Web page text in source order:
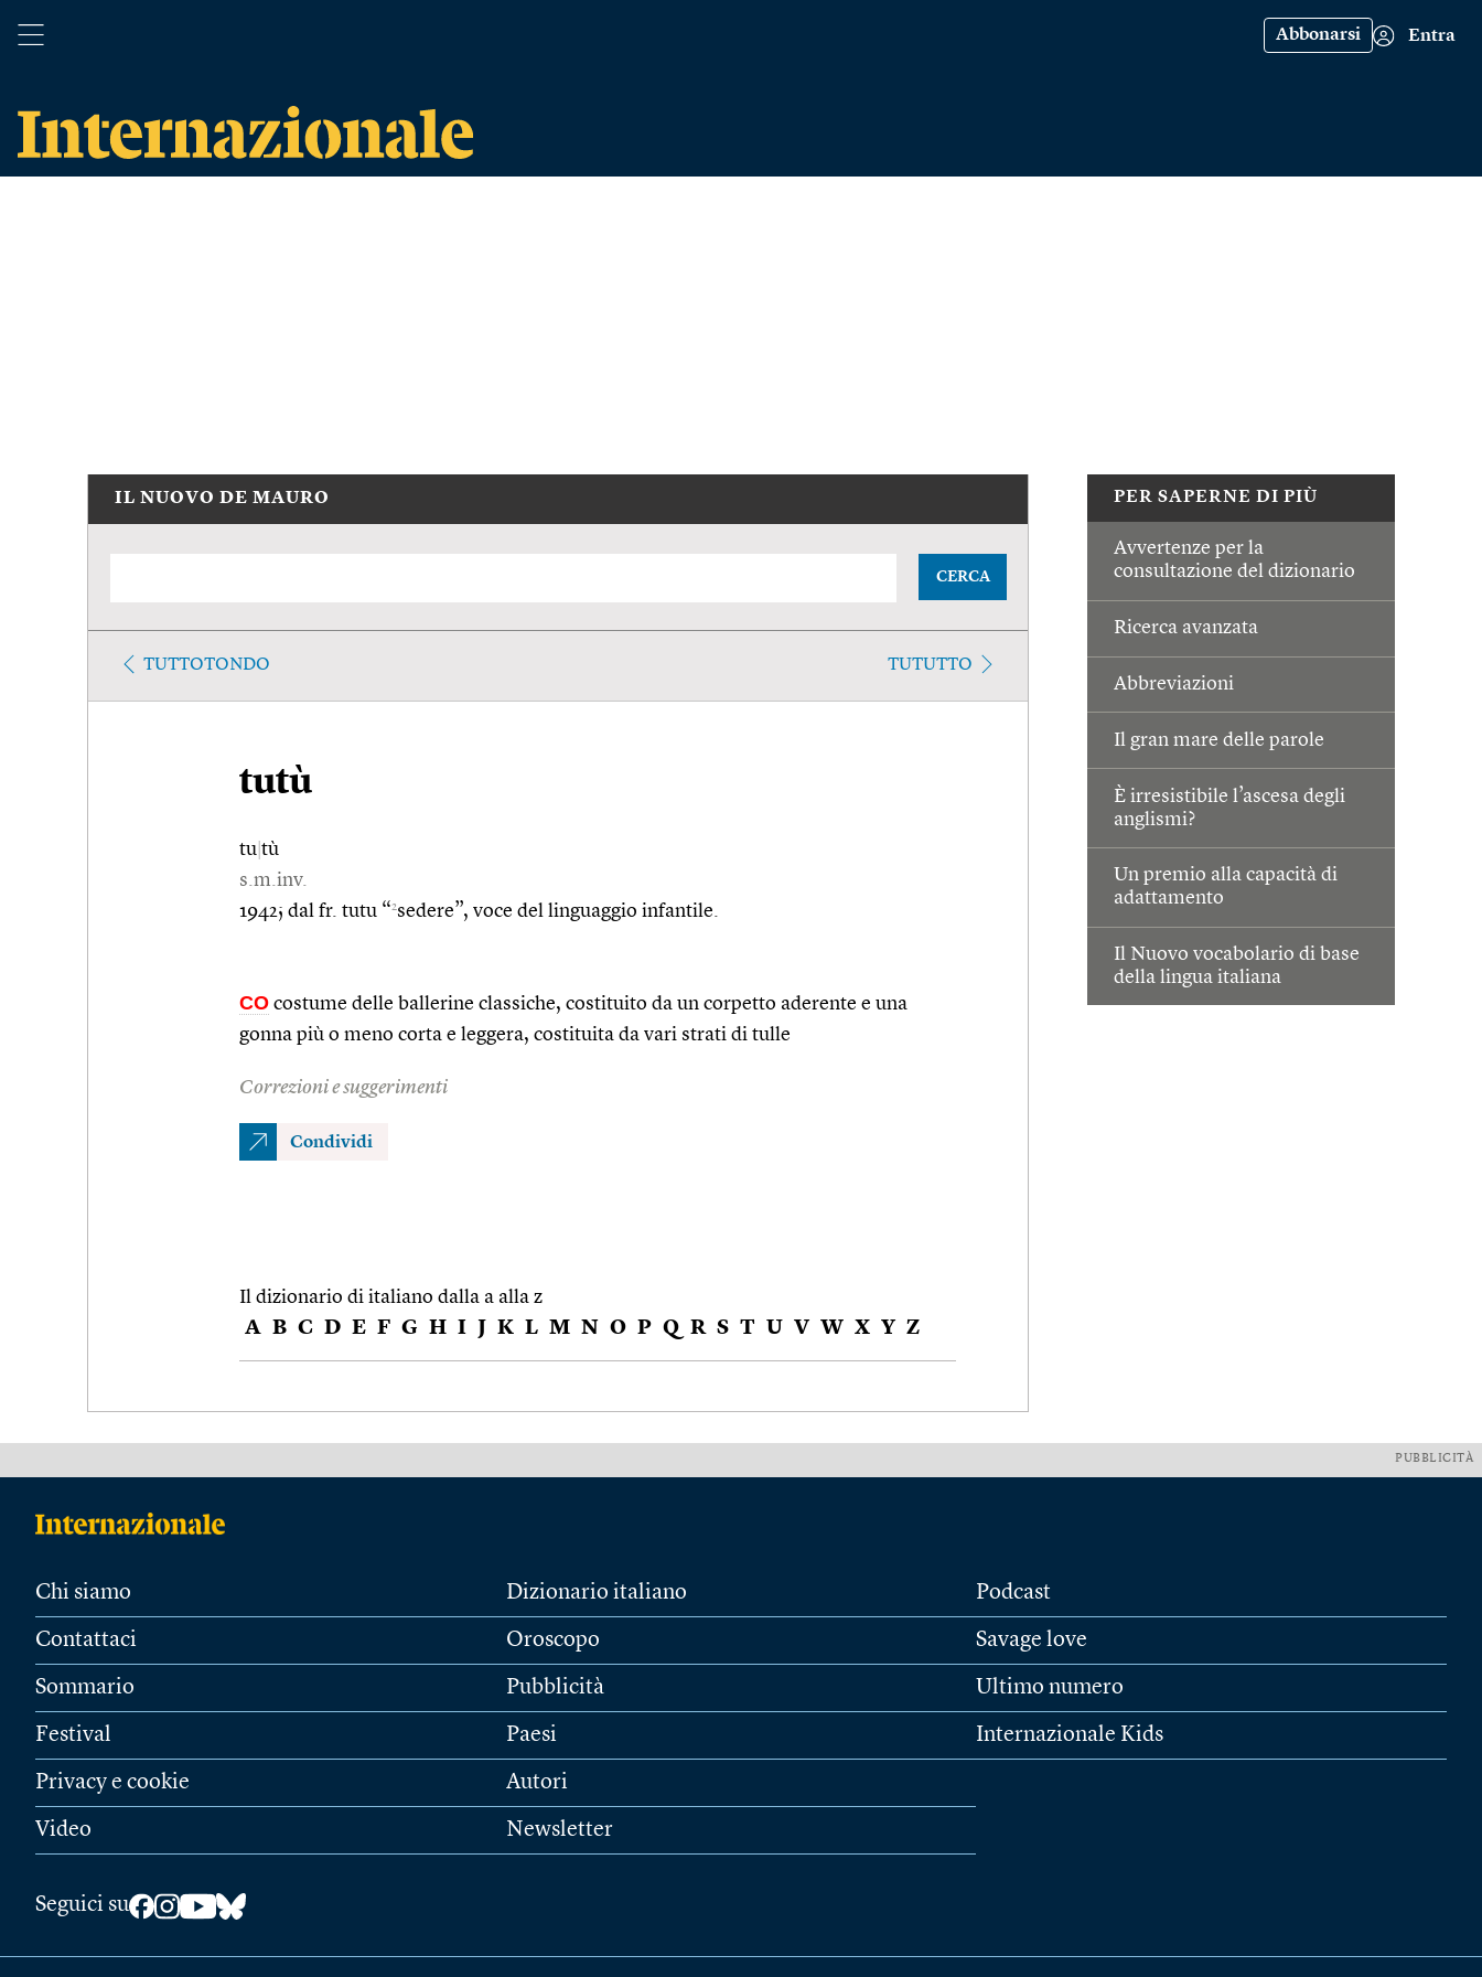
Abbonarsi Entra
PER SAPERNE DI PIÙ
Avvertenze per la
consultazione del dizionario
Ricerca avanzata
Abbreviazioni
Il gran mare delle parole
È irresistibile l’ascesa degli
anglismi?
Un premio alla capacità di
adattamento
Il Nuovo vocabolario di base
della lingua italiana
IL NUOVO DE MAURO
CERCA
TUTTOTONDO TUTUTTO
tutù
tu tù
s.m.inv.
1942; dal fr. tutu “2sedere”, voce del linguaggio infantile.
CO costume delle ballerine classiche, costituito da un corpetto aderente e una
gonna più o meno corta e leggera, costituita da vari strati di tulle
Correzioni e suggerimenti
Condividi
Il dizionario di italiano dalla a alla z
A B C D E F G H I J K L M N O P Q R S T U V W X Y Z
PUBBLICITÀ
Chi siamo
Contattaci
Sommario
Festival
Privacy e cookie
Video
Dizionario italiano
Oroscopo
Pubblicità
Paesi
Autori
Newsletter
Podcast
Savage love
Ultimo numero
Internazionale Kids
Seguici su